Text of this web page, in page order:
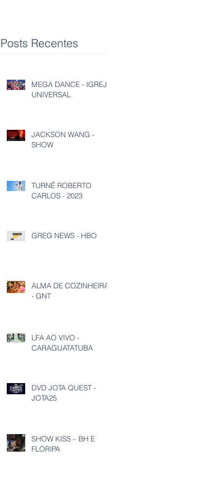
Posts Recentes
MEGA DANCE - IGREJA
UNIVERSAL
JACKSON WANG -
SHOW
TURNÊ ROBERTO
CARLOS - 2023
GREG NEWS - HBO
ALMA DE COZINHEIRA
- GNT
LFA AO VIVO -
CARAGUATATUBA
DVD JOTA QUEST -
JOTA25
SHOW KISS – BH E
FLORIPA